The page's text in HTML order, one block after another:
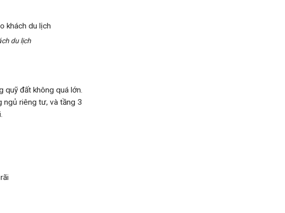
du lịch
quỹ đất không quá lớn.
ngủ riêng tư, và tầng 3